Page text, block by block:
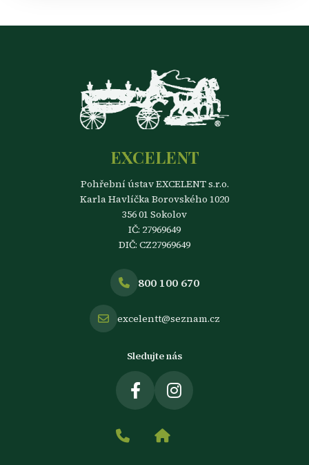
EXCELENT
Pohřební ústav EXCELENT s.r.o.
Karla Havlíčka Borovského 1020
356 01 Sokolov
IČ: 27969649
DIČ: CZ27969649
800 100 670
excelentt@seznam.cz
Sledujte nás